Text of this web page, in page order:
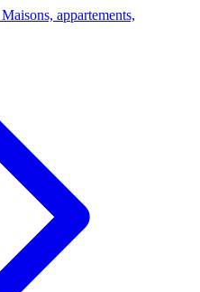
Maisons, appartements,